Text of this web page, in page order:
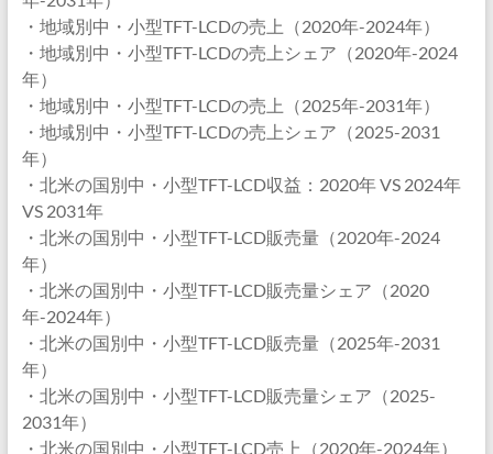
・地域別中・小型TFT-LCDの売上（2020年-2024年）
・地域別中・小型TFT-LCDの売上シェア（2020年-2024
年）
・地域別中・小型TFT-LCDの売上（2025年-2031年）
・地域別中・小型TFT-LCDの売上シェア（2025-2031
年）
・北米の国別中・小型TFT-LCD収益：2020年 VS 2024年
VS 2031年
・北米の国別中・小型TFT-LCD販売量（2020年-2024
年）
・北米の国別中・小型TFT-LCD販売量シェア（2020
年-2024年）
・北米の国別中・小型TFT-LCD販売量（2025年-2031
年）
・北米の国別中・小型TFT-LCD販売量シェア（2025-
2031年）
・北米の国別中・小型TFT-LCD売上（2020年-2024年）